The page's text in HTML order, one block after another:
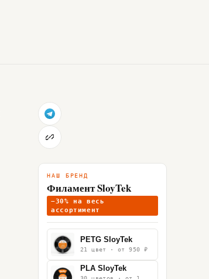
НАШ БРЕНД
Филамент SloyTek
−30% на весь
ассортимент
PETG SloyTek
21 цвет · от 950 ₽
PLA SloyTek